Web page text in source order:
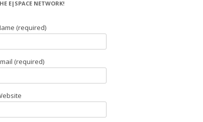
E|SPACE NETWORK!
(required)
(required)